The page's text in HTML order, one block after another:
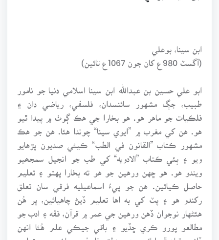
ابن سينا، بوعلي
(آگسٽ 980ع کان جون 1067ع تائين)
ابو علي حسين بن عبدالله ابن سينا اسلامي دنيا جو نامور
طبيب، جڳ مشهور سائنسدان، فلسفي، رياضي دان ۽
فلڪيات جو ماهر هو. هو بخارا جي هڪ ڳوٺ ۾ پيدا ٿيو
هو. هن کي مغرب ۾ ”ايوي سينا“ چوندا هئا. هن جو هڪ
مشهور ڪتاب ”القانون في الطب“ ڪيئي صديون پڙهايو
ويو ۽ ٻئي ڪتاب ”الادويه“ کي طب جو انجيل سمجھيو
ويندو هو. هو ڇهن ورهين جو هو ته بخارا پهتو ۽ تعليم
حاصل ڪيائين. هن جو پيءُ اسماعيليه فرقي سان تعلق
رکندو هو ۽ پٽ کي به اها تعليم ڏيڻ چاهيائين، پر هُن
هئڻهار نوجوان ڏهن ورهين جي عمر ۾ قرآن، فقه ۽ ادب جو
مطالعو پورو ڪري ڇڏيو ۽ باقي جيڪي علم هُئا انهن
ڏانهن ڌيان ڦيرايائين. هن منطق، فلسفي، رياضي جي تعليم